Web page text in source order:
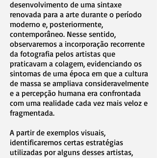
desenvolvimento de uma sintaxe
renovada para a arte durante o período
moderno e, posteriormente,
contemporâneo. Nesse sentido,
observaremos a incorporação recorrente
da fotografia pelos artistas que
praticavam a colagem, evidenciando os
sintomas de uma época em que a cultura
de massa se ampliava consideravelmente
e a percepção humana era confrontada
com uma realidade cada vez mais veloz e
fragmentada.
A partir de exemplos visuais,
identificaremos certas estratégias
utilizadas por alguns desses artistas,